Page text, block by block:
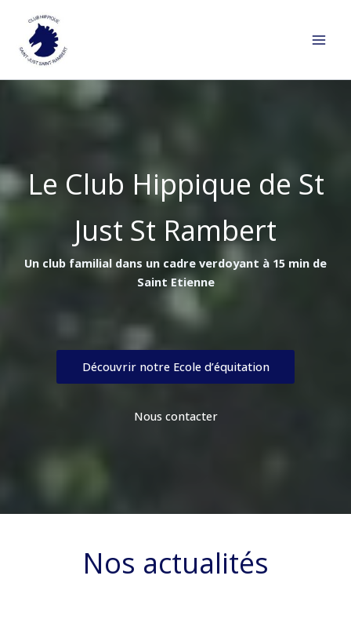
contenu
Le Club Hippique de St
Just St Rambert
Un club familial dans un cadre verdoyant à 15 min de
Saint Etienne
Découvrir notre Ecole d’équitation
Nous contacter
Nos actualités